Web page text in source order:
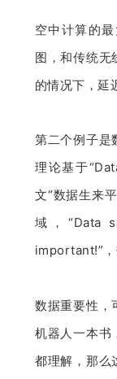
空中计算的
图，和传统无
的情况下，延
第二个例子是
理论基于
文“数据生来
域，“Data
important!”，
数据重要性，
机器人一本书
都理解，那么